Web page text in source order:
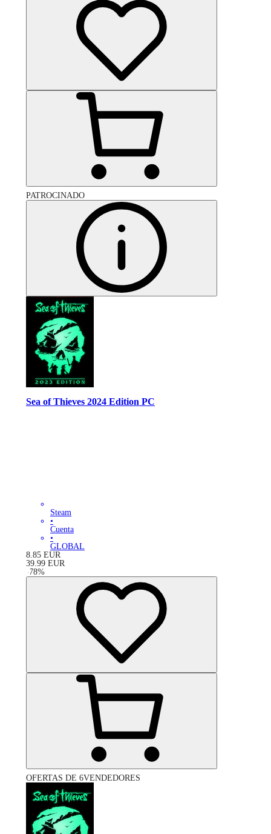
PATROCINADO
Sea of Thieves 2024 Edition PC
Steam
•
Cuenta
•
GLOBAL
8.85 EUR
39.99 EUR
-78%
OFERTAS DE 6VENDEDORES